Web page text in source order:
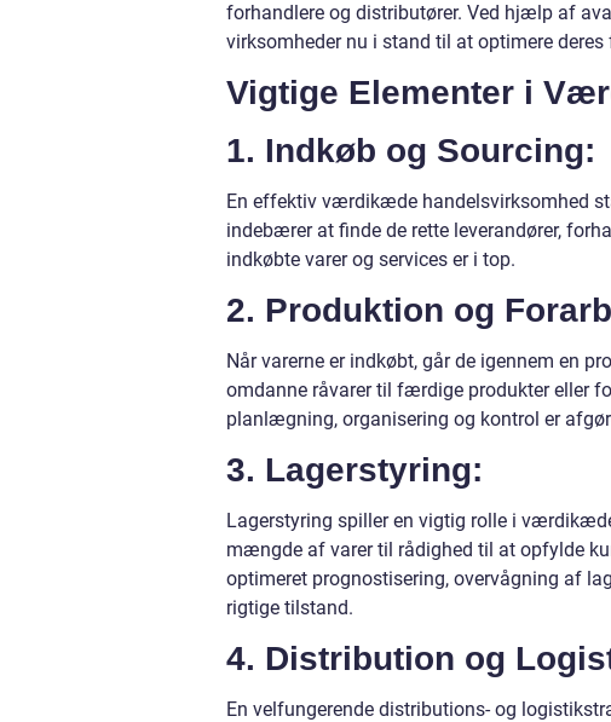
forhandlere og distributører. Ved hjælp af
virksomheder nu i stand til at optimere
Vigtige Elementer i
1. Indkøb og Sourcing:
En effektiv værdikæde handelsvirksomhed
indebærer at finde de rette leverandører,
indkøbte varer og services er i top.
2. Produktion og
Når varerne er indkøbt, går de igennem en
omdanne råvarer til færdige produkter eller
planlægning, organisering og kontrol er
3. Lagerstyring:
Lagerstyring spiller en vigtig rolle i
mængde af varer til rådighed til at opfylde
optimeret prognostisering, overvågning af
rigtige tilstand.
4. Distribution og
En velfungerende distributions- og